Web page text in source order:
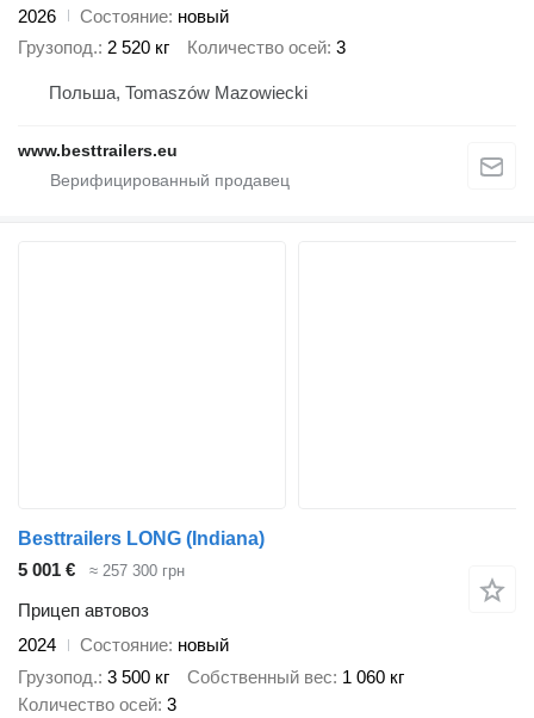
2026 Состояние новый
Грузопод. 2 520 кг Количество осей 3
Польша, Tomaszów Mazowiecki
www.besttrailers.eu
Besttrailers LONG (Indiana)
5 001 €
≈ 257 300 грн
Прицеп автовоз
2024
Состояние новый
Грузопод. 3 500 кг Собственный вес 1 060 кг
Количество осей 3